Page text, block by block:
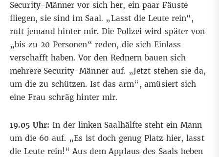
Security-Männer vor sich her, ein paar Fäuste
fliegen, sie sind im Saal. „Lasst die Leute rein“,
ruft jemand hinter mir. Die Polizei wird später von
„bis zu 20 Personen“ reden, die sich Einlass
verschafft haben. Vor den Rednern bauen sich
mehrere Security-Männer auf. „Jetzt stehen sie da,
um die zu schützen. Ist das arm“, amüsiert sich
eine Frau schräg hinter mir.
19.05 Uhr: In der linken Saalhälfte steht ein Mann
um die 60 auf. „Es ist doch genug Platz hier, lasst
die Leute rein!“ Aus dem Applaus des Saals heben